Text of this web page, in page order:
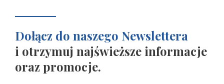
Dołącz do naszego Newslettera
i otrzymuj najświeższe informacje
oraz promocje.